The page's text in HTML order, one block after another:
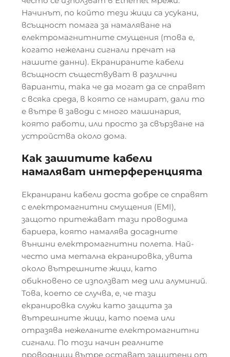
Начинът, по който тези жици са усукани,
всъщност помага за намаляване на
електромагнитните смущения (това е,
когато нежелани сигнали пречат на
нашите данни). Екранираните кабели
всъщност съществуват в различни
варианти, така че да могат да се справят
с всяка среда, в която се намират, дали то
е вътре в заводи с много машинария,
която работи, или просто за свързване на
устройства около дома.
Как зашитите кабели
намаляват интерференцията
Екранирани кабели доста добре се справят
с електромагнитни смущения (EMI),
защото притежават тази проводима
бариера, която намалява досадните
външни електромагнитни полета. Най-
често има метална екранировка, увита
около вътрешните жици, като
обикновено се използват мед или алуминий.
Това, което се случва, е, че тази
екранировка служи като защита за
вътрешните жици, като поема или
отразява нежеланите електромагнитни
сигнали. По този начин реалните
проводници вътре остават защитени от